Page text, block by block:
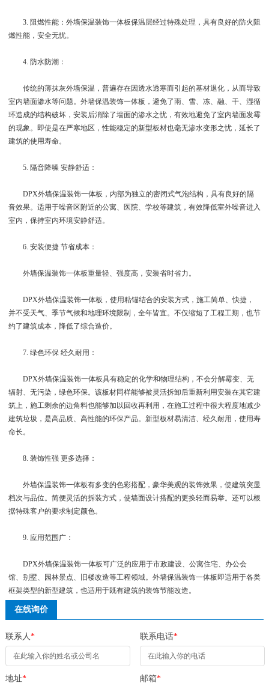
3. 阻燃性能：外墙保温装饰一体板保温层经过特殊处理，具有良好的防火阻
燃性能，安全无忧。
4. 防水防潮：
传统的薄抹灰外墙保温，普遍存在因透水透寒而引起的基材退化，从而导致
室内墙面渗水等问题。外墙保温装饰一体板，避免了雨、雪、冻、融、干、湿循
环造成的结构破坏，安装后消除了墙面的渗水之忧，有效地避免了室内墙面发霉
的现象。即使是在严寒地区，性能稳定的新型板材也毫无渗水变形之忧，延长了
建筑的使用寿命。
5. 隔音降噪 安静舒适：
DPX外墙保温装饰一体板，内部为独立的密闭式气泡结构，具有良好的隔
音效果。适用于噪音区附近的公寓、医院、学校等建筑，有效降低室外噪音进入
室内，保持室内环境安静舒适。
6. 安装便捷 节省成本：
外墙保温装饰一体板重量轻、强度高，安装省时省力。
DPX外墙保温装饰一体板，使用粘锚结合的安装方式，施工简单、快捷，
并不受天气、季节气候和地理环境限制，全年皆宜。不仅缩短了工程工期，也节
约了建筑成本，降低了综合造价。
7. 绿色环保 经久耐用：
DPX外墙保温装饰一体板具有稳定的化学和物理结构，不会分解霉变、无
辐射、无污染，绿色环保。该板材同样能够被灵活拆卸后重新利用安装在其它建
筑上，施工剩余的边角料也能够加以回收再利用，在施工过程中很大程度地减少
建筑垃圾，是高品质、高性能的环保产品。新型板材易清洁、经久耐用，使用寿
命长。
8. 装饰性强 更多选择：
外墙保温装饰一体板有多变的色彩搭配，豪华美观的装饰效果，使建筑突显
档次与品位。简便灵活的拆装方式，使墙面设计搭配的更换轻而易举。还可以根
据特殊客户的要求制定颜色。
9. 应用范围广：
DPX外墙保温装饰一体板可广泛的应用于市政建设、公寓住宅、办公会
馆、别墅、园林景点、旧楼改造等工程领域。外墙保温装饰一体板即适用于各类
框架类型的新型建筑，也适用于既有建筑的装饰节能改造。
在线询价
联系人* 联系电话*
地址* 邮箱*